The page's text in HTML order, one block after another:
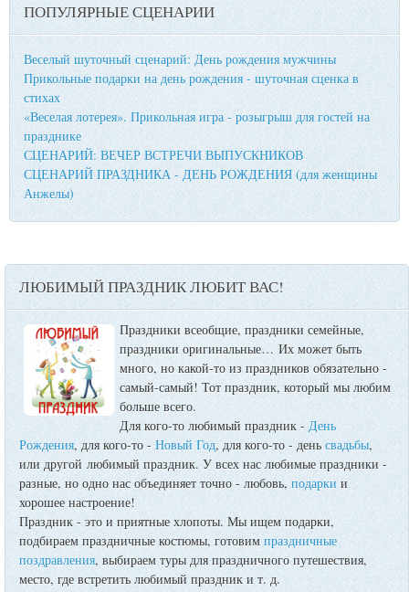
ПОПУЛЯРНЫЕ СЦЕНАРИИ
Веселый шуточный сценарий: День рождения мужчины
Прикольные подарки на день рождения - шуточная сценка в
стихах
«Веселая лотерея». Прикольная игра - розыгрыш для гостей на
празднике
СЦЕНАРИЙ: ВЕЧЕР ВСТРЕЧИ ВЫПУСКНИКОВ
СЦЕНАРИЙ ПРАЗДНИКА - ДЕНЬ РОЖДЕНИЯ (для женщины
Анжелы)
ЛЮБИМЫЙ ПРАЗДНИК ЛЮБИТ ВАС!
Праздники всеобщие, праздники семейные,
праздники оригинальные… Их может быть
много, но какой-то из праздников обязательно -
самый-самый! Тот праздник, который мы любим
больше всего.
Для кого-то любимый праздник - День
Рождения, для кого-то -Новый Год, для кого-то - деньсвадьбы,
или другой любимый праздник. У всех нас любимые праздники -
разные, но одно нас объединяет точно - любовь,подарки и
хорошее настроение!
Праздник - это и приятные хлопоты. Мы ищем подарки,
подбираем праздничные костюмы, готовимпраздничные
поздравления, выбираем туры для праздничного путешествия,
место, где встретить любимый праздник и т. д.